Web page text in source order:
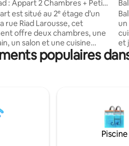
: Appart 2 Chambres + Petit
est situé au 2ᵉ étage d’un
rue Riad Larousse, cet
offre deux chambres, une
un salon et une cuisine
déjeuner inclus. À
de Jemaa el-Fna, des
principaux sites culturels et
de la ville. Vous profiter aussi
sur la
et
populaires
Piscine